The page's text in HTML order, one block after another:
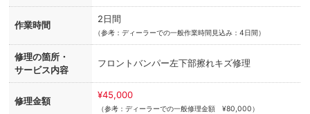
作業時間
2日間
（参考：ディーラーでの一般作業時間見込み：4日間）
修理の箇所・
サービス内容
フロントバンパー左下部擦れキズ修理
修理金額
¥45,000
（参考：ディーラーでの一般修理金額 ¥80,000）